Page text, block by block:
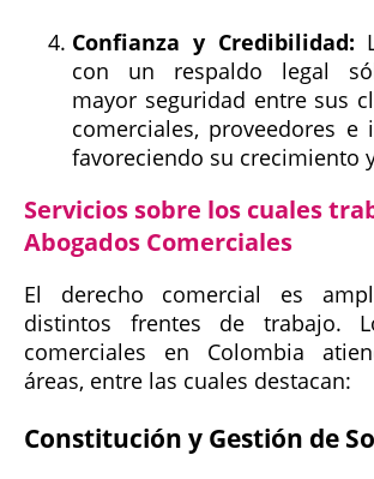
Confianza y Credibilidad:
con un respaldo legal
mayor seguridad entre sus
comerciales, proveedores e
favoreciendo su crecimiento
Servicios sobre los cuales
Abogados Comerciales
El derecho comercial es
distintos frentes de trabajo.
comerciales en Colombia
áreas, entre las cuales destacan:
Constitución y Gestión de